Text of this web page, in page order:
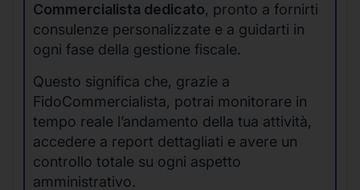
Commercialista dedicato, pronto a fornirti
consulenze personalizzate e a guidarti in
ogni fase della gestione fiscale.
Questo significa che, grazie a
FidoCommercialista, potrai monitorare in
tempo reale l’andamento della tua attività,
accedere a report dettagliati e avere un
controllo totale su ogni aspetto
amministrativo.